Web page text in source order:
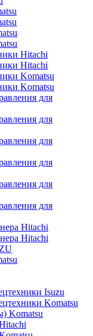
Hitachi
Hitachi
Komatsu
Komatsu
для
для
для
для
для
для
Hitachi
Hitachi
Isuzu
Komatsu
Komatsu